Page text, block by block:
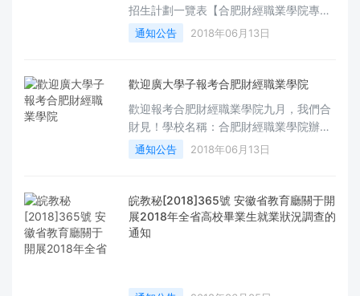
招生計劃一覽表【合肥財經職業學院專業
介紹】【會計系】誠信立身 技精立業【商
務系】筑夢青春 美麗前行 腳踏實地 仰望
【財稅金融
通知公告 2018年06月13日
歡迎廣大學子報考合肥財經職業學院
歡迎報考合肥財經職業學院九月，我們合
財見！學校名稱：合肥財經職業學院辦學
層次：高職（專科）辦學類型：普通高等
職業技術學校學校地址：合肥市經開區大
經開區大學城湯口路
通知公告 2018年06月13日
皖教秘[2018]365號 安徽省教育廳關于開
展2018年全省高校畢業生就業狀況調查的
通知